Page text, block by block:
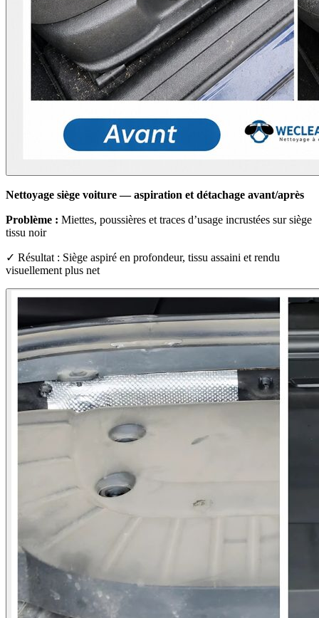
Nettoyage siège voiture — aspiration et détachage avant/après
Problème : Miettes, poussières et traces d’usage incrustées sur siège
tissu noir
✓ Résultat : Siège aspiré en profondeur, tissu assaini et rendu
visuellement plus net